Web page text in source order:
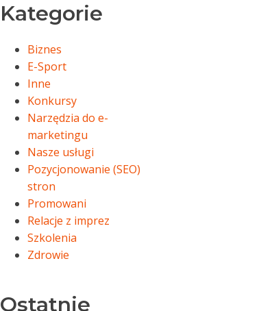
Kategorie
Biznes
E-Sport
Inne
Konkursy
Narzędzia do e-
marketingu
Nasze usługi
Pozycjonowanie (SEO)
stron
Promowani
Relacje z imprez
Szkolenia
Zdrowie
Ostatnie